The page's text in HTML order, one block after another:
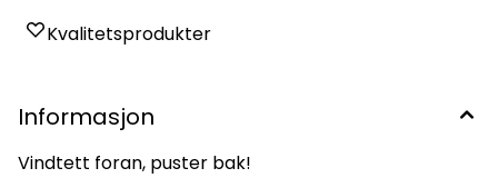
Kvalitetsprodukter
Informasjon
Vindtett foran, puster bak!